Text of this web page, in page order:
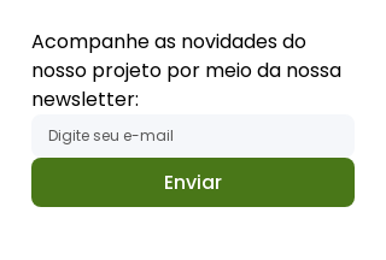
Acompanhe as novidades do
nosso projeto por meio da nossa
newsletter:
Enviar